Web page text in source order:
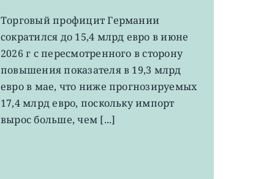
EWG:
немецкий
экспорт
вырос
4-
летнего
Торговый профицит Германии
сократился до 15,4 млрд евро в июне
2026 г с пересмотренного в сторону
повышения показателя в 19,3 млрд
евро в мае, что ниже прогнозируемых
17,4 млрд евро, поскольку импорт
вырос больше, чем [...]